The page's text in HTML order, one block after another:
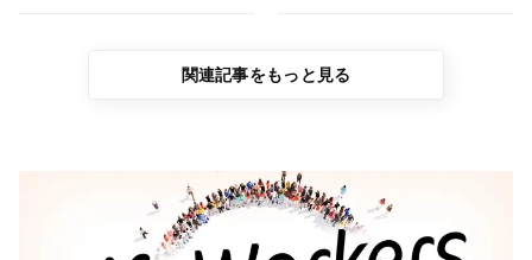
関連記事をもっと見る